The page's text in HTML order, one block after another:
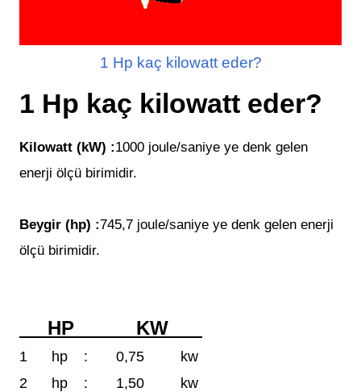
1 Hp kaç kilowatt eder?
1 Hp kaç kilowatt eder?
Kilowatt (kW) :1000 joule/saniye ye denk gelen
enerji ölçü birimidir.
Beygir (hp) :745,7 joule/saniye ye denk gelen enerji
ölçü birimidir.
HP KW
1 hp : 0,75
kw
2
hp : 1,50
kw